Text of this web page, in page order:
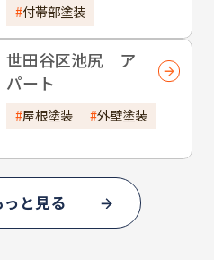
付帯部塗装
世田谷区池尻 ア
パート
屋根塗装 外壁塗装
と見る